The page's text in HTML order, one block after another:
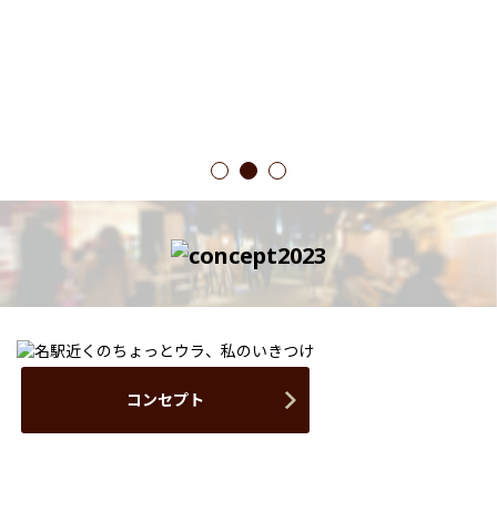
1 2 3
コンセプト